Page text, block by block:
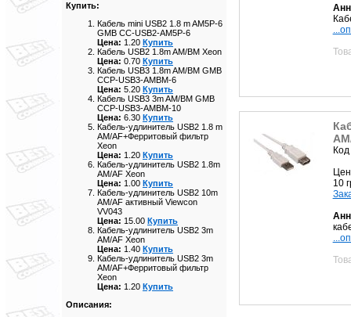
Купить:
Кабель mini USB2 1.8 m AM5P-6
GMB CC-USB2-AM5P-6
Цена: 1.20 Купить
Кабель USB2 1.8m AM/BM Xeon
Цена: 0.70 Купить
Кабель USB3 1.8m AM/BM GMB
CCP-USB3-AMBM-6
Цена: 5.20 Купить
Кабель USB3 3m AM/BM GMB
CCP-USB3-AMBM-10
Цена: 6.30 Купить
Кабель-удлинитель USB2 1.8 m
AM/AF+Ферритовый фильтр
Xeon
Цена: 1.20 Купить
Кабель-удлинитель USB2 1.8m
AM/AF Xeon
Цена: 1.00 Купить
Кабель-удлинитель USB2 10m
AM/AF активный Viewcon
VV043
Цена: 15.00 Купить
Кабель-удлинитель USB2 3m
AM/AF Xeon
Цена: 1.40 Купить
Кабель-удлинитель USB2 3m
AM/AF+Ферритовый фильтр
Xeon
Цена: 1.20 Купить
Описания:
10